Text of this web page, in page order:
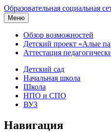
Образовательная социальная
Меню
Обзор возможностей
Детский проект «Алые
Аттестация
Детский сад
Начальная школа
Школа
НПО и СПО
ВУЗ
Навигация